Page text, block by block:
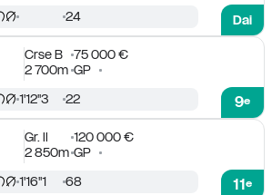
Dai
24
Crse B
75 000 €
2 700m GP
9e
1'12''3 22
Gr. II
120 000 €
2 850m GP
11e
1'16''1 68